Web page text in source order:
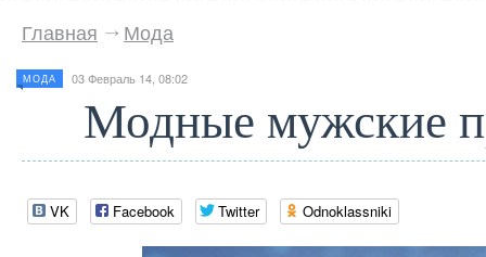
Главная Мода
МОДА 03 Февраль 14, 08:02
Модные мужские
VK Facebook Twitter Odnoklassniki